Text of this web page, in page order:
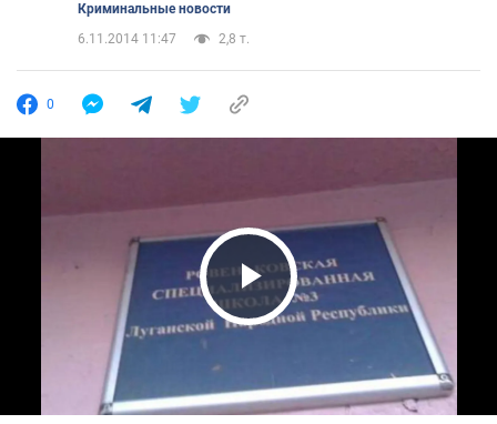
Криминальные новости
6.11.2014 11:47
2,8 т.
0
Play Video